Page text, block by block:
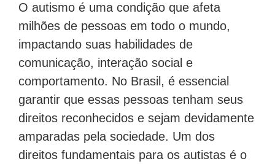
O autismo é uma condição que afeta
milhões de pessoas em todo o mundo,
impactando suas habilidades de
comunicação, interação social e
comportamento. No Brasil, é essencial
garantir que essas pessoas tenham seus
direitos reconhecidos e sejam devidamente
amparadas pela sociedade. Um dos
direitos fundamentais para os autistas é o